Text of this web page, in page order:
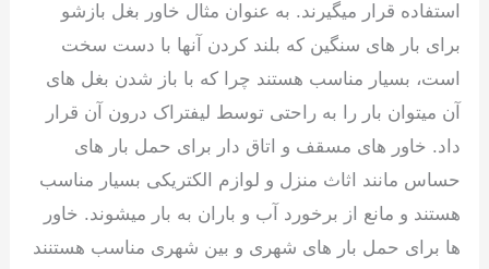
استفاده قرار میگیرند. به عنوان مثال خاور بغل بازشو
برای بار های سنگین که بلند کردن آنها با دست سخت
است، بسیار مناسب هستند چرا که با باز شدن بغل های
آن میتوان بار را به راحتی توسط لیفتراک درون آن قرار
داد. خاور های مسقف و اتاق دار برای حمل بار های
حساس مانند اثاث منزل و لوازم الکتریکی بسیار مناسب
هستند و مانع از برخورد آب و باران به بار میشوند. خاور
ها برای حمل بار های شهری و بین شهری مناسب هستنند